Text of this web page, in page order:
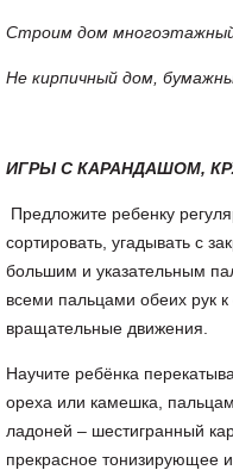
Строим дом
Не кирпичный дом,
ИГРЫ С КАРАНДАШОМ,
Предложите ребенку
сортировать, угадывать с
большим и указательным
всеми пальцами обеих рук к
вращательные движения.
Научите ребёнка
ореха или камешка,
ладоней – шестигранный
прекрасное тонизирующее